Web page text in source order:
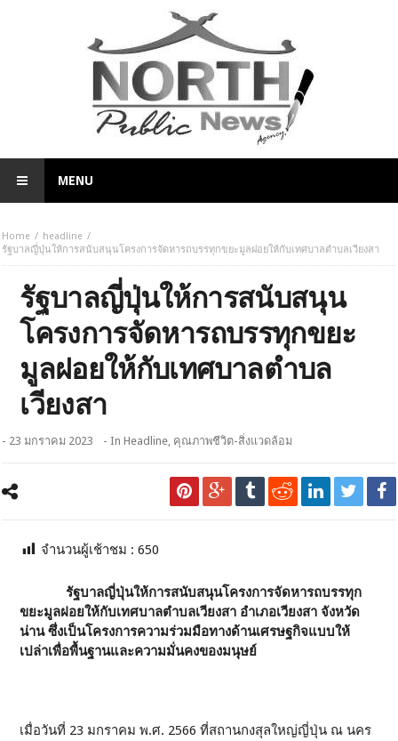
MENU
Home
headline
รัฐบาลญี่ปุ่นให้การสนับสนุนโครงการจัดหารถบรรทุกขยะมูลฝอยให้กับเทศบาลตำบลเวียงสา
รัฐบาลญี่ปุ่นให้การสนับสนุน
โครงการจัดหารถบรรทุกขยะ
มูลฝอยให้กับเทศบาลตำบล
เวียงสา
- 23 มกราคม 2023 - InHeadline, คุณภาพชีวิต-สิ่งแวดล้อม
จำนวนผู้เช้าชม :650
รัฐบาลญี่ปุ่นให้การสนับสนุนโครงการจัดหารถบรรทุก
ขยะมูลฝอยให้กับเทศบาลตำบลเวียงสา อำเภอเวียงสา จังหวัด
น่าน ซึ่งเป็นโครงการความร่วมมือทางด้านเศรษฐกิจแบบให้
เปล่าเพื่อพื้นฐานและความมั่นคงของมนุษย์
เมื่อวันที่ 23 มกราคม พ.ศ. 2566 ที่สถานกงสุลใหญ่ญี่ปุ่น ณ นคร